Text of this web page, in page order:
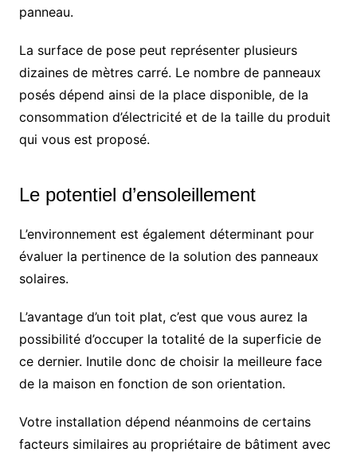
panneau.
La surface de pose peut représenter plusieurs
dizaines de mètres carré. Le nombre de panneaux
posés dépend ainsi de la place disponible, de la
consommation d’électricité et de la taille du produit
qui vous est proposé.
Le potentiel d’ensoleillement
L’environnement est également déterminant pour
évaluer la pertinence de la solution des panneaux
solaires.
L’avantage d’un toit plat, c’est que vous aurez la
possibilité d’occuper la totalité de la superficie de
ce dernier. Inutile donc de choisir la meilleure face
de la maison en fonction de son orientation.
Votre installation dépend néanmoins de certains
facteurs similaires au propriétaire de bâtiment avec